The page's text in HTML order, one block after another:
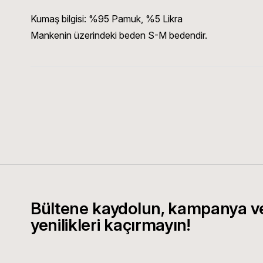
Kumaş bilgisi: %95 Pamuk, %5 Likra
Mankenin üzerindeki beden S-M bedendir.
Bültene kaydolun, kampanya
yenilikleri kaçırmayın!